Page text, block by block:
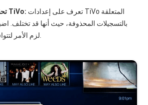
تحقق من إعدادات TiVo:
بالتسجيلات المحذوفة، حيث أنها قد تختلف.